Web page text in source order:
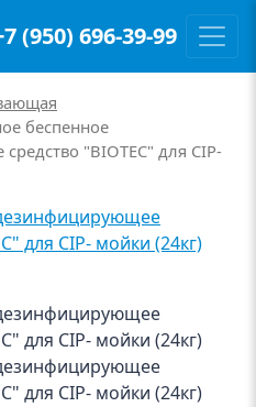
(950) 696-39-99
беспенное
"BIOTEC" для CIP-